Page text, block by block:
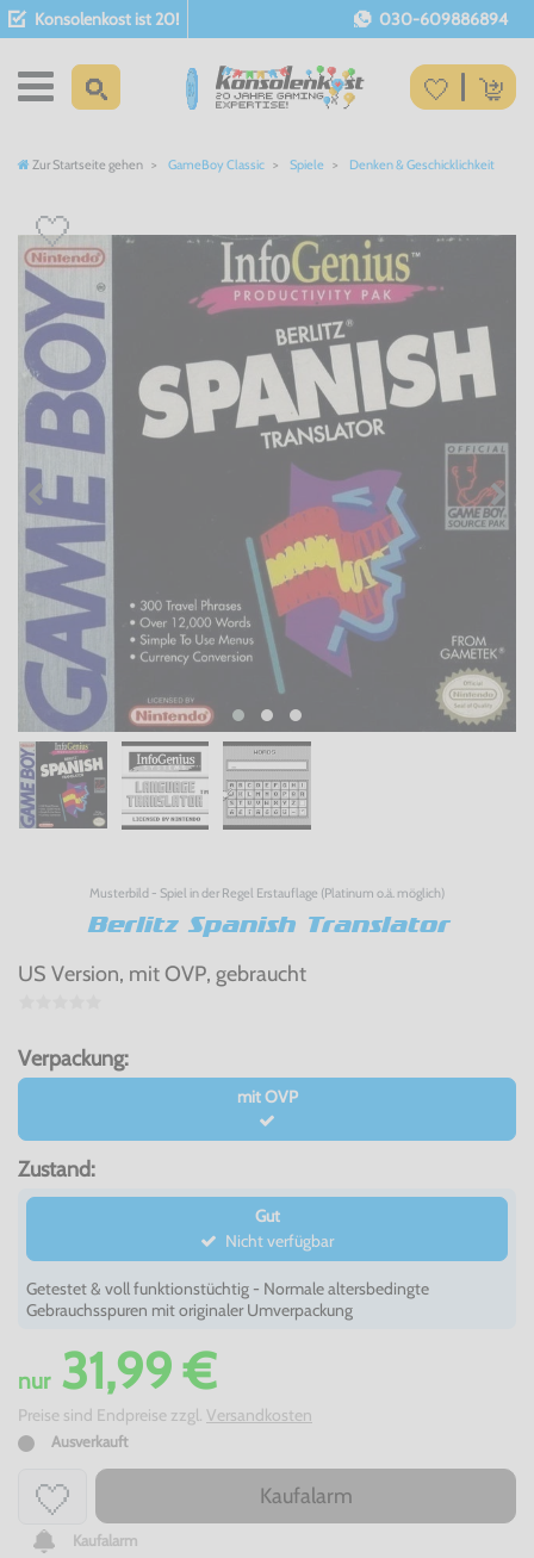
Konsolenkost ist 20! 030-609886894
Zur Startseite gehen GameBoy Classic Spiele Denken & Geschicklichkeit
Musterbild - Spiel in der Regel Erstauflage (Platinum o.ä. möglich)
Berlitz Spanish Translator
US Version, mit OVP, gebraucht
Verpackung:
mit OVP
Zustand:
Gut
Nicht verfügbar
Getestet & voll funktionstüchtig - Normale altersbedingte
Gebrauchsspuren mit originaler Umverpackung
nur31,99 €
Preise sind Endpreise zzgl. Versandkosten
Ausverkauft
Kaufalarm
Kaufalarm